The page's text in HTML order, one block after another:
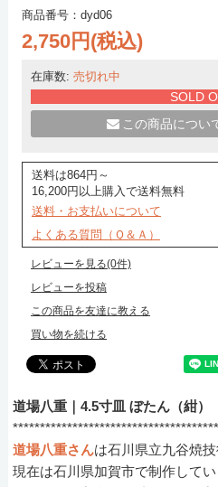
商品番号：dyd06
2,750円(税込)
在庫数: 売切れ中
SOLD
この商品につい
送料は864円～
16,200円以上購入で送料無料
送料・お支払いについて
よくある質問（Ｑ＆Ａ）
レビューを見る(0件)
レビューを投稿
この商品を友達に教える
買い物を続ける
道場八重｜4.5寸皿 ぼたん（紺）
道場八重さんは石川県立九谷焼
現在は石川県加賀市で制作して